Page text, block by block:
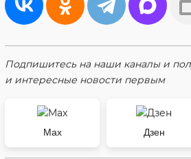
Подпишитесь на наши каналы и
и интересные новости первым
Max Дзен